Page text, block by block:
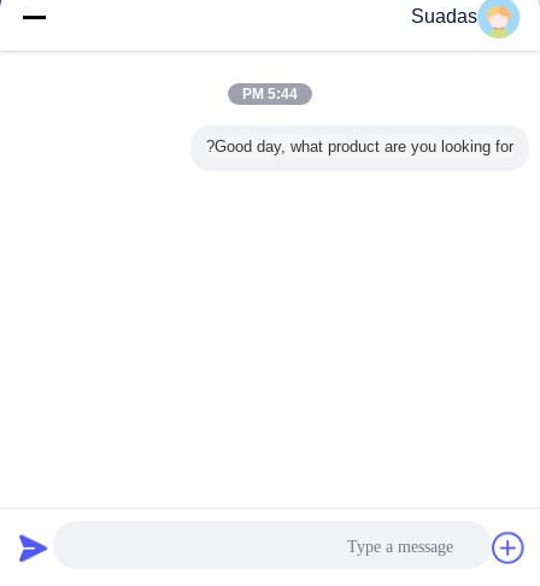
Suadas
5:44 PM
Good day, what product are you looking for?